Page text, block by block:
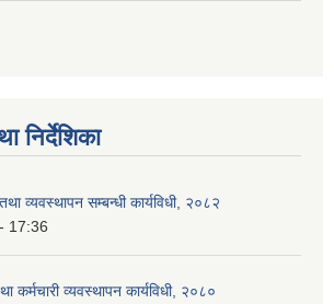
निर्देशिका
व्यवस्थापन सम्बन्धी कार्यविधी, २०८२
17:36
कर्मचारी व्यवस्थापन कार्यविधी, २०८०